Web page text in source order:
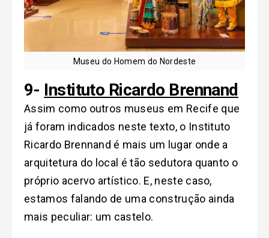
Museu do Homem do Nordeste
9- Instituto Ricardo Brennand
Assim como outros museus em Recife que
já foram indicados neste texto, o Instituto
Ricardo Brennand é mais um lugar onde a
arquitetura do local é tão sedutora quanto o
próprio acervo artístico. E, neste caso,
estamos falando de uma construção ainda
mais peculiar: um castelo.